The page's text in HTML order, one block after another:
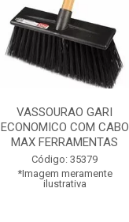
VASSOURAO GARI
ECONOMICO COM CABO
MAX FERRAMENTAS
Código: 35379
*Imagem meramente
ilustrativa